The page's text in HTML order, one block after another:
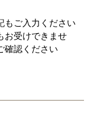
もご入力ください
お受けできませ
確認ください